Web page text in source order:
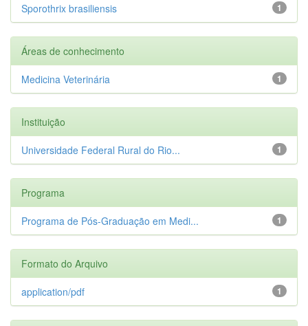
1
Sporothrix brasiliensis
Áreas de conhecimento
1
Medicina Veterinária
Instituição
1
Universidade Federal Rural do Rio...
Programa
1
Programa de Pós-Graduação em Medi...
Formato do Arquivo
1
application/pdf